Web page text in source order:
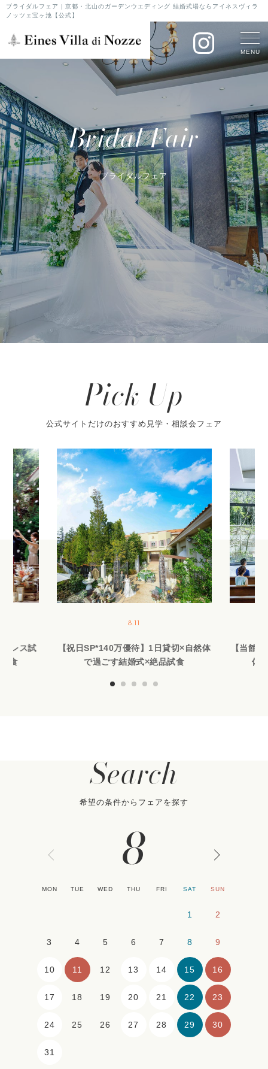
ブライダルフェア | 京都・北山のガーデンウエディング 結婚式場ならアイネスヴィラ
ノッツェ宝ヶ池【公式】
MENU
Bridal Fair
ブライダルフェア
Pick Up
公式サイトだけのおすすめ見学・相談会フェア
レス試
食
8.11
【祝日SP*140万優待】1日貸切×自然体
で過ごす結婚式×絶品試食
【当館
体
Search
希望の条件からフェアを探す
8
MON TUE WED THU FRI SAT SUN
1 2
3 4 5 6 7 8 9
10 11 12 13 14 15 16
17 18 19 20 21 22 23
24 25 26 27 28 29 30
31